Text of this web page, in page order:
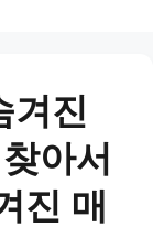
겨진
아서
진 매